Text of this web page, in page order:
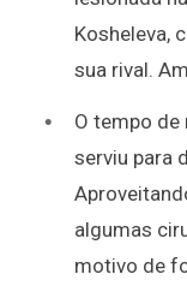
Kosheleva,
sua rival.
O tempo de
serviu para
algumas
motivo de